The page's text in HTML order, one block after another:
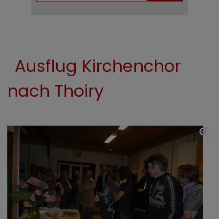
Ausflug Kirchenchor
nach Thoiry